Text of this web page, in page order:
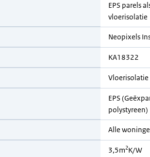
EPS parels
vloerisolatie
Neopixels
KA18322
Vloerisolatie
EPS
polystyreen)
Alle
3,5m2K/W